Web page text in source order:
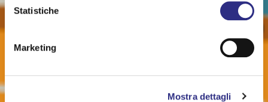
Statistiche
Marketing
Mostra dettagli